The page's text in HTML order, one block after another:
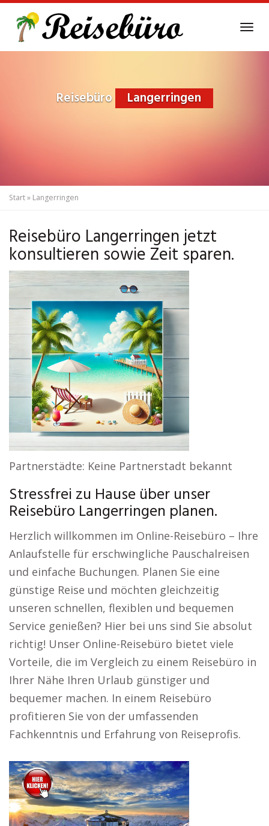
main
Reisebüro Langerringen
Start» Langerringen
Reisebüro Langerringen jetzt
konsultieren sowie Zeit sparen.
Partnerstädte: Keine Partnerstadt bekannt
Stressfrei zu Hause über unser
Reisebüro Langerringen planen.
Herzlich willkommen im Online-Reisebüro – Ihre
Anlaufstelle für erschwingliche Pauschalreisen
und einfache Buchungen. Planen Sie eine
günstige Reise und möchten gleichzeitig
unseren schnellen, flexiblen und bequemen
Service genießen? Hier bei uns sind Sie absolut
richtig! Unser Online-Reisebüro bietet viele
Vorteile, die im Vergleich zu einem Reisebüro in
Ihrer Nähe Ihren Urlaub günstiger und
bequemer machen. In einem Reisebüro
profitieren Sie von der umfassenden
Fachkenntnis und Erfahrung von Reiseprofis.